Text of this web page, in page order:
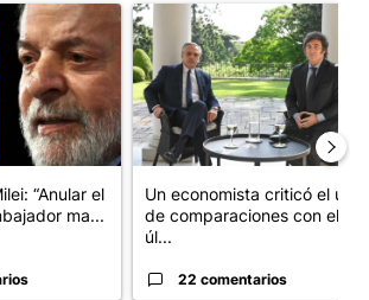
con el título "Tensión Lula-Milei:
“Anular el
ma...
Un artículo de tendencia con
Un economista criticó el uso
de comparaciones con el
úl...
22 comentarios